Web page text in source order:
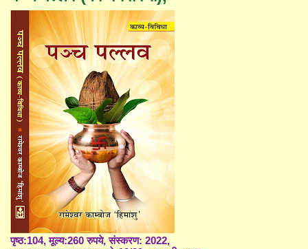
पृष्ठ:104, मूल्य:260 रुपये, संस्करण: 2022,